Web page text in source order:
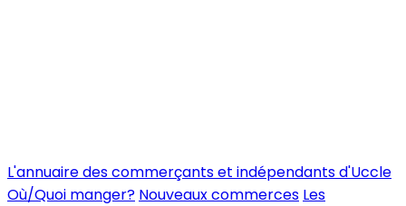
L'annuaire des commerçants et indépendants d'Uccle
Où/Quoi manger? Nouveaux commerces Les